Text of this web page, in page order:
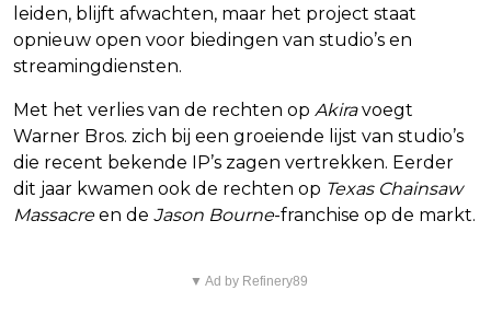
leiden, blijft afwachten, maar het project staat
opnieuw open voor biedingen van studio’s en
streamingdiensten.
Met het verlies van de rechten op Akiravoegt
Warner Bros. zich bij een groeiende lijst van studio’s
die recent bekende IP’s zagen vertrekken. Eerder
dit jaar kwamen ook de rechten op Texas Chainsaw
Massacreen de Jason Bourne-franchise op de markt.
▼ Ad by Refinery89